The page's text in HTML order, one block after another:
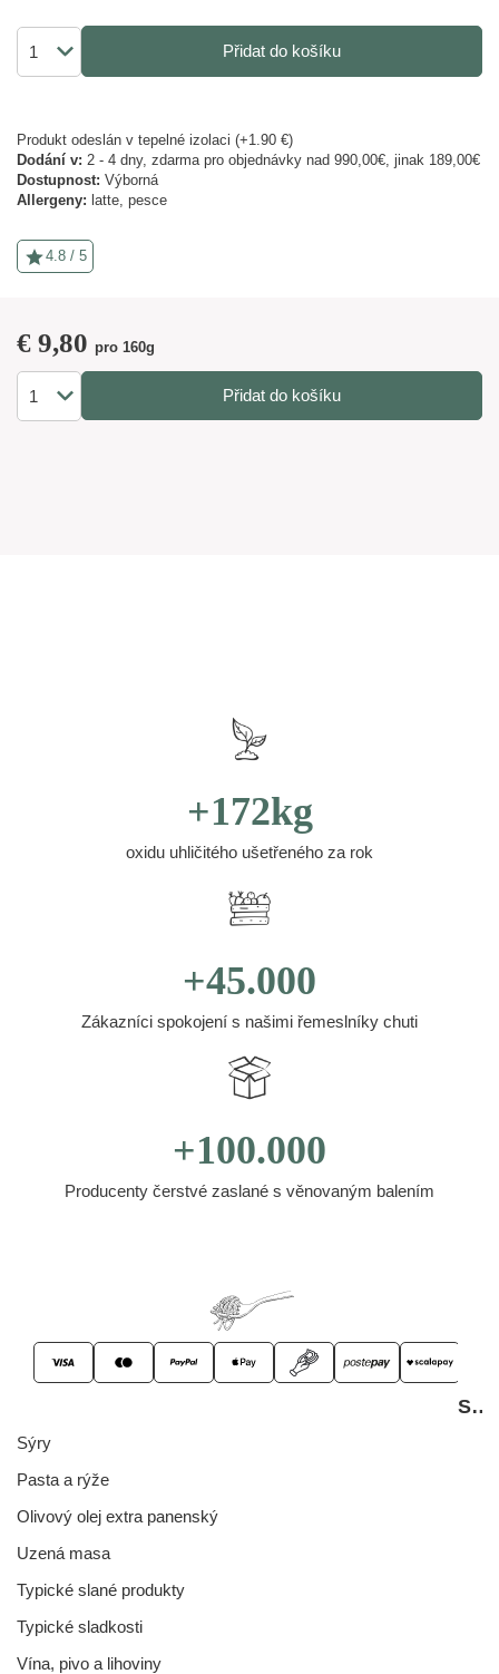
Přidat do košíku
Produkt odeslán v tepelné izolaci (+1.90 €)
Dodání v: 2 - 4 dny, zdarma pro objednávky nad 990,00€, jinak 189,00€
Dostupnost: Výborná
Allergeny: latte, pesce
4.8 / 5
€ 9,80 pro 160g
Přidat do košíku
+172kg
oxidu uhličitého ušetřeného za rok
+45.000
Zákazníci spokojení s našimi řemeslníky chuti
+100.000
Producenty čerstvé zaslané s věnovaným balením
Spižírna
Sýry
Pasta a rýže
Olivový olej extra panenský
Uzená masa
Typické slané produkty
Typické sladkosti
Vína, pivo a lihoviny